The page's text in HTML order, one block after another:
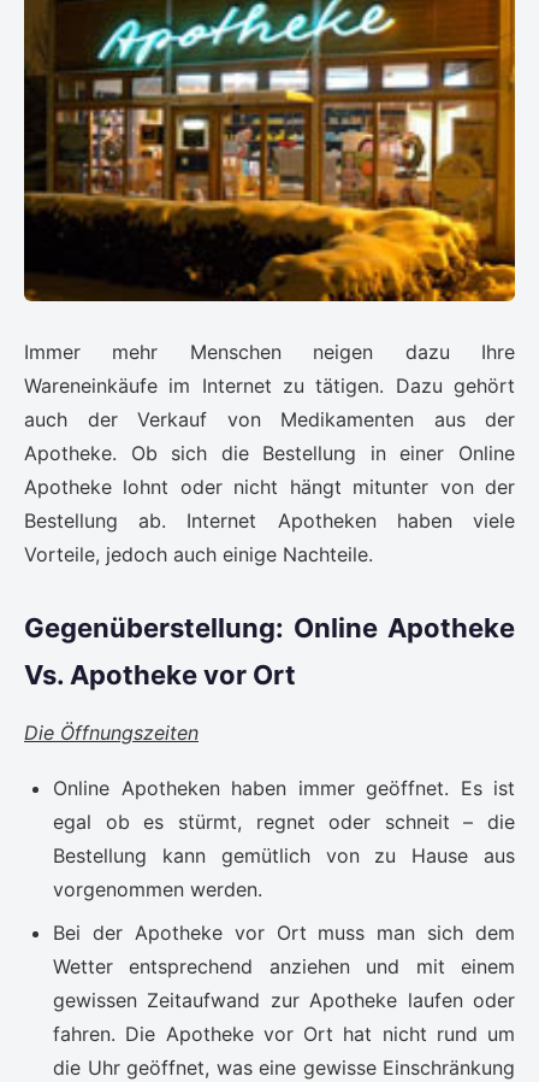
Immer mehr Menschen neigen dazu Ihre
Wareneinkäufe im Internet zu tätigen. Dazu gehört
auch der Verkauf von Medikamenten aus der
Apotheke. Ob sich die Bestellung in einer Online
Apotheke lohnt oder nicht hängt mitunter von der
Bestellung ab. Internet Apotheken haben viele
Vorteile, jedoch auch einige Nachteile.
Gegenüberstellung: Online Apotheke
Vs. Apotheke vor Ort
Die Öffnungszeiten
Online Apotheken haben immer geöffnet. Es ist
egal ob es stürmt, regnet oder schneit – die
Bestellung kann gemütlich von zu Hause aus
vorgenommen werden.
Bei der Apotheke vor Ort muss man sich dem
Wetter entsprechend anziehen und mit einem
gewissen Zeitaufwand zur Apotheke laufen oder
fahren. Die Apotheke vor Ort hat nicht rund um
die Uhr geöffnet, was eine gewisse Einschränkung